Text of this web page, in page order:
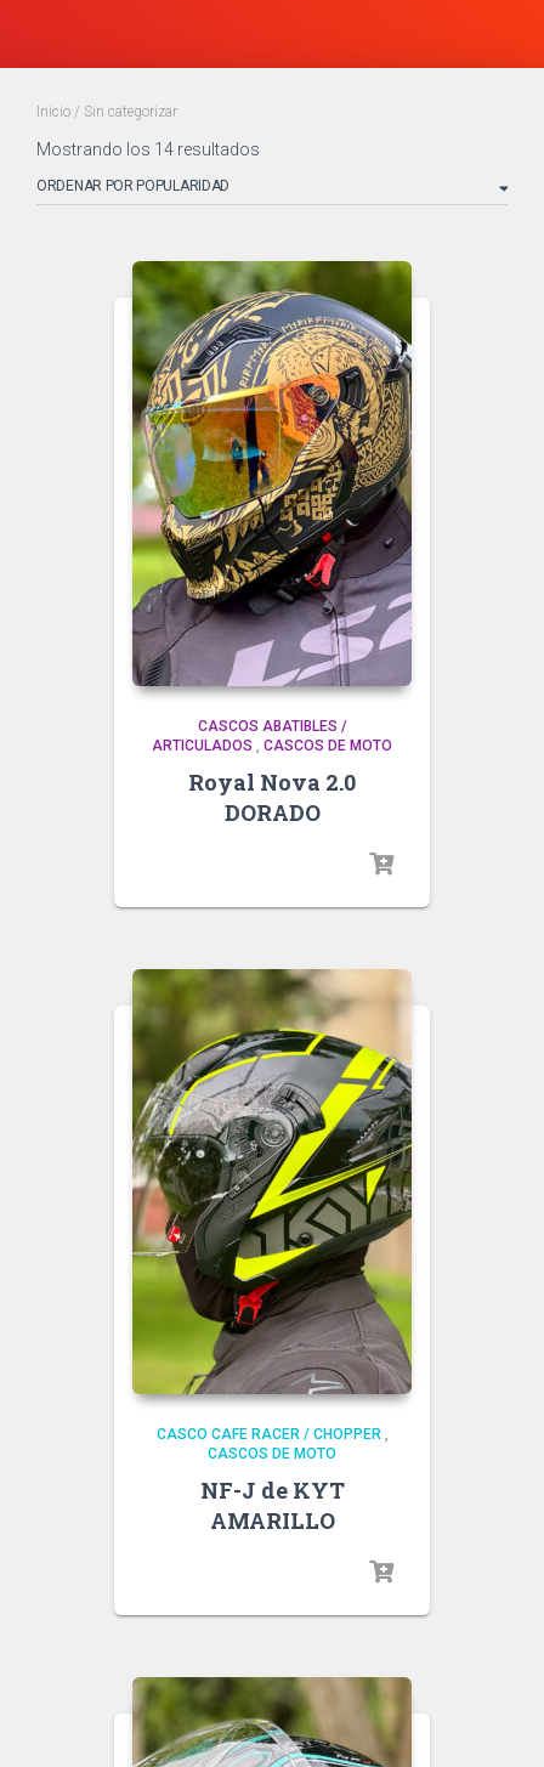
Inicio / Sin categorizar
Mostrando los 14 resultados
CASCOS ABATIBLES /
ARTICULADOS , CASCOS DE MOTO
Royal Nova 2.0
DORADO
CASCO CAFE RACER / CHOPPER,
CASCOS DE MOTO
NF-J de KYT
AMARILLO